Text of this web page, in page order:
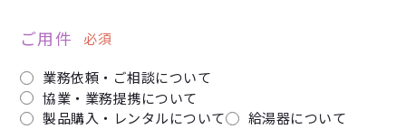
ご用件 必須
業務依頼・ご相談について
協業・業務提携について
製品購入・レンタルについて
給湯器について